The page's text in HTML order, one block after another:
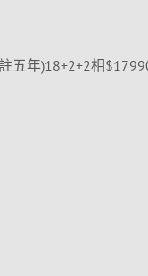
五年)18+2+2相